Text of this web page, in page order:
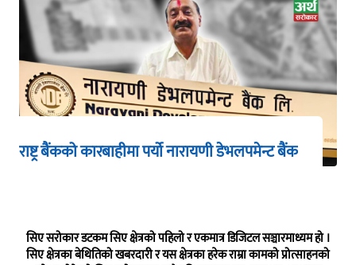
राष्ट्र बैंकको कारबाहीमा पर्यो नारायणी डेभलपमेन्ट बैंक
सिए सरोकार डटकम सिए क्षेत्रको पहिलो र एकमात्र डिजिटल सञ्चारमाध्यम हो ।
सिए क्षेत्रका बेथितिको खबरदारी र यस क्षेत्रका हरेक राम्रा कामको प्रोत्साहनको